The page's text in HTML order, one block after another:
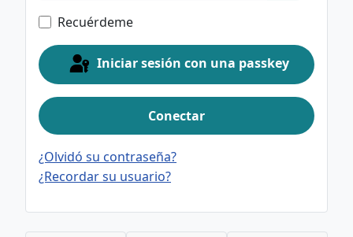
Recuérdeme
Iniciar sesión con una passkey
Conectar
¿Olvidó su contraseña?
¿Recordar su usuario?